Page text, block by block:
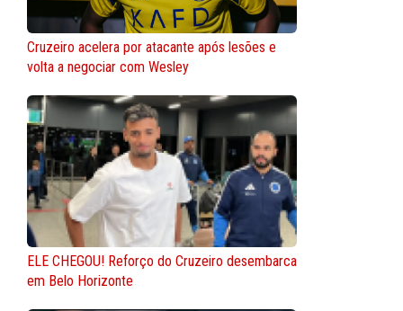
Cruzeiro acelera por atacante após lesões e
volta a negociar com Wesley
ELE CHEGOU! Reforço do Cruzeiro desembarca
em Belo Horizonte